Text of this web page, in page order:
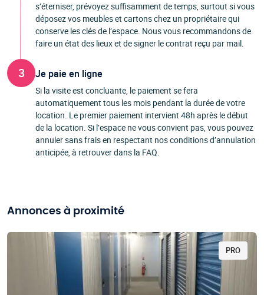
s’éterniser, prévoyez suffisamment de temps, surtout si vous
déposez vos meubles et cartons chez un propriétaire qui
conserve les clés de l’espace. Nous vous recommandons de
faire un état des lieux et de signer le contrat reçu par mail.
3 Je paie en ligne
Si la visite est concluante, le paiement se fera
automatiquement tous les mois pendant la durée de votre
location. Le premier paiement intervient 48h après le début
de la location. Si l’espace ne vous convient pas, vous pouvez
annuler sans frais en respectant nos conditions d’annulation
anticipée, à retrouver dans la FAQ.
Annonces à proximité
PRO